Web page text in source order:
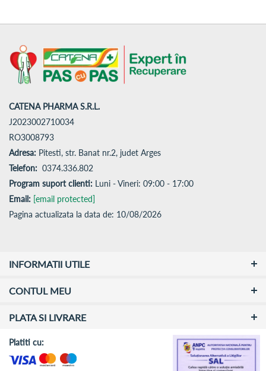
CATENA PHARMA S.R.L.
J2023002710034
RO3008793
Adresa: Pitesti, str. Banat nr.2, judet Arges
Telefon: 0374.336.802
Program suport clienti: Luni - Vineri: 09:00 - 17:00
Email: [email protected]
Pagina actualizata la data de: 10/08/2026
INFORMATII UTILE
CONTUL MEU
PLATA SI LIVRARE
Platiti cu: